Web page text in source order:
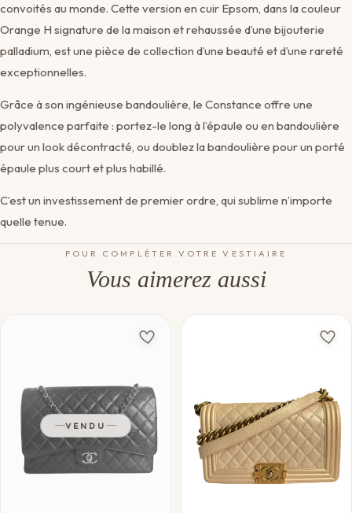
convoités au monde. Cette version en cuir Epsom, dans la couleur
Orange H signature de la maison et rehaussée d’une bijouterie
palladium, est une pièce de collection d’une beauté et d’une rareté
exceptionnelles.
Grâce à son ingénieuse bandoulière, le Constance offre une
polyvalence parfaite : portez-le long à l’épaule ou en bandoulière
pour un look décontracté, ou doublez la bandoulière pour un porté
épaule plus court et plus habillé.
C’est un investissement de premier ordre, qui sublime n’importe
quelle tenue.
POUR COMPLÉTER VOTRE VESTIAIRE
Vous aimerez aussi
VENDU